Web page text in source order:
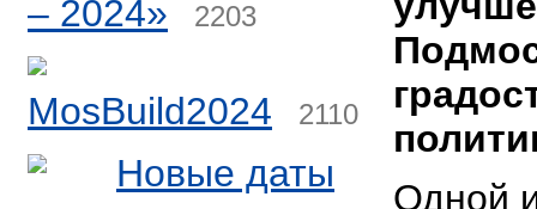
– 2024»
2203
MosBuild2024 2110
Новые даты
Одной